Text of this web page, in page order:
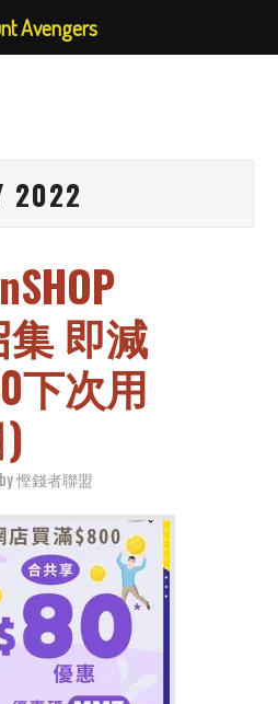
2022
集 即減
下次用
by慳錢者聯盟
Avengers